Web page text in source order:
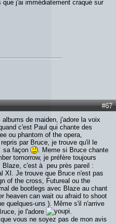
j'ai immédiatement craqué sur
#67
de maiden, j'adore la voix
c'est Paul qui chante des
ou phantom of the opera,
par Bruce, je trouve qu'il le
sa façon
. Meme si Bruce chante
tomorrow, je préfère toujours
Blaze, c'est à peu près pareil :
XI. Je trouve que Bruce n'est pas
of the cross, Futureal ou the
de bootlegs avec Blaze au chant
heaven can wait ou afraid to shoot
quelques-uns ). Même s'il n'arrive
je l'adore
.
vous ne soyez pas de mon avis